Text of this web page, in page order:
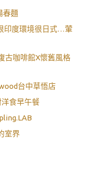
春麵
印度環境很日式…葷
古咖啡館X懷舊風格
台中草悟店
食早午餐
室界